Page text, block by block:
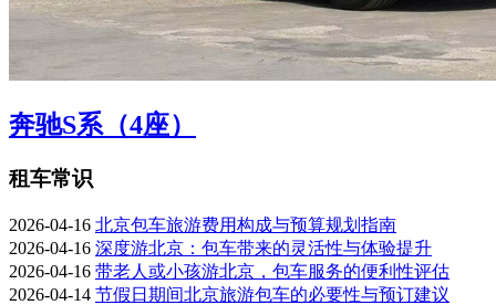
奔驰S系（4座）
租车常识
2026-04-16 北京包车旅游费用构成与预算规划指南
2026-04-16 深度游北京：包车带来的灵活性与体验提升
2026-04-16 带老人或小孩游北京，包车服务的便利性评估
2026-04-14 节假日期间北京旅游包车的必要性与预订建议